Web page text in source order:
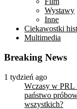
Wystawy
Inne
Ciekawostki
Multimedia
Breaking News
1 tydzień ago
Wczasy w PRL
państwo
wszystkich?